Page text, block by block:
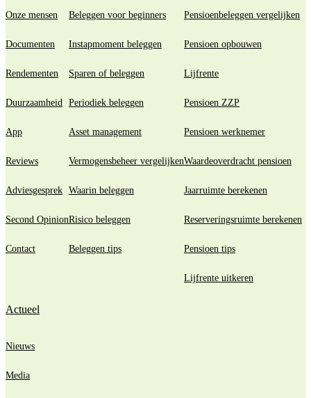
Onze mensen
Documenten
Rendementen
Duurzaamheid
App
Reviews
Adviesgesprek
Second Opinion
Contact
Beleggen voor beginners
Instapmoment beleggen
Sparen of beleggen
Periodiek beleggen
Asset management
Vermogensbeheer vergelijken
Waarin beleggen
Risico beleggen
Beleggen tips
Pensioenbeleggen vergelijken
Pensioen opbouwen
Lijfrente
Pensioen ZZP
Pensioen werknemer
Waardeoverdracht pensioen
Jaarruimte berekenen
Reserveringsruimte berekenen
Pensioen tips
Lijfrente uitkeren
Actueel
Nieuws
Media